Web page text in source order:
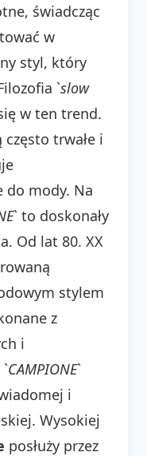
świadcząc
w
styl, który
`slow
w ten trend.
trwałe i
do mody. Na
` to doskonały
Od lat 80. XX
stylem
z
i
CAMPIONE`
i
Wysokiej
posłuży przez